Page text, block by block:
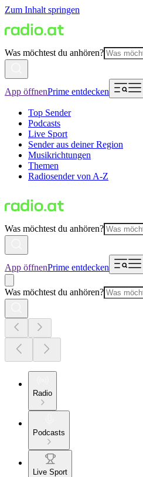
Zum Inhalt springen
Was möchtest du anhören?
App öffnenPrime entdecken
Top Sender
Podcasts
Live Sport
Sender aus deiner Region
Musikrichtungen
Themen
Radiosender von A-Z
Was möchtest du anhören?
App öffnenPrime entdecken
Was möchtest du anhören?
Radio
Podcasts
Live Sport